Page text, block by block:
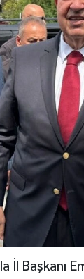
Başkanı